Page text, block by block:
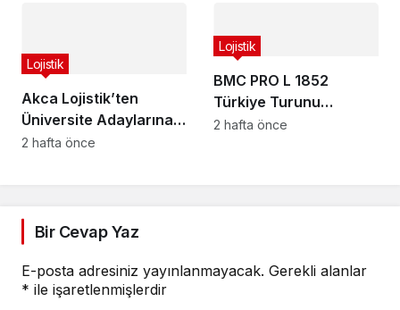
Akca Lojistik’ten
Üniversite Adaylarına
Çağrı: Kariyerine
Lojistik
2 hafta önce
BMC PRO L 1852
Türkiye Turunu
Başarıyla Tamamladı
Lojistik
2 hafta önce
Bir Cevap Yaz
E-posta adresiniz yayınlanmayacak. Gerekli alanlar
* ile işaretlenmişlerdir